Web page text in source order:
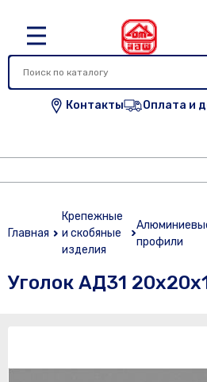
Контакты Оплата и
Главная
Крепежные
и скобяные
изделия
профили
Уголок АД31